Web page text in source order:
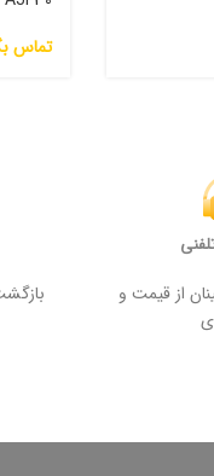
تماس
از قیمت و